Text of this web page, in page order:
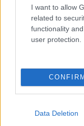
I want to allow
related to
functionality
user protection.
CONFIRM
Data Deletion